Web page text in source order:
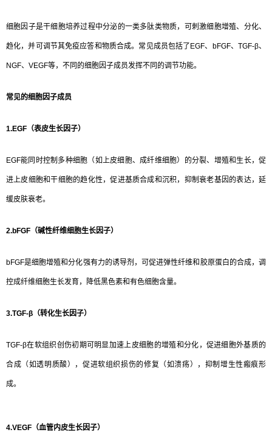
细胞因子是干细胞培养过程中分泌的一类多肽类物质，可刺激细胞增殖、分化、
趋化，并可调节其免疫应答和物质合成。常见成员包括了EGF、bFGF、TGF-β、
NGF、VEGF等，不同的细胞因子成员发挥不同的调节功能。
常见的细胞因子成员
1.EGF（表皮生长因子）
EGF能同时控制多种细胞（如上皮细胞、成纤维细胞）的分裂、增殖和生长，促
进上皮细胞和干细胞的趋化性，促进基质合成和沉积，抑制衰老基因的表达，延
缓皮肤衰老。
2.bFGF（碱性纤维细胞生长因子）
bFGF是细胞增殖和分化强有力的诱导剂，可促进弹性纤维和胶原蛋白的合成，调
控成纤维细胞生长发育，降低黑色素和有色细胞含量。
3.TGF-β（转化生长因子）
TGF-β在软组织创伤初期可明显加速上皮细胞的增殖和分化，促进细胞外基质的
合成（如透明质酸），促进软组织损伤的修复（如溃疡），抑制增生性瘢痕形
成。
4.VEGF（血管内皮生长因子）